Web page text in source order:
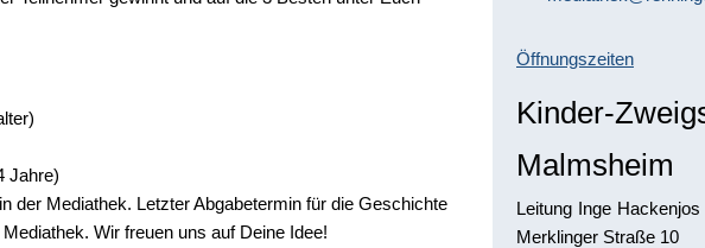
Jahre)
der Mediathek. Letzter Abgabetermin für die Geschichte
Wir freuen uns auf Deine Idee!
Öffnungszeiten
Kinder-
Malmsheim
Leitung Inge Hackenjos
Merklinger Straße 10